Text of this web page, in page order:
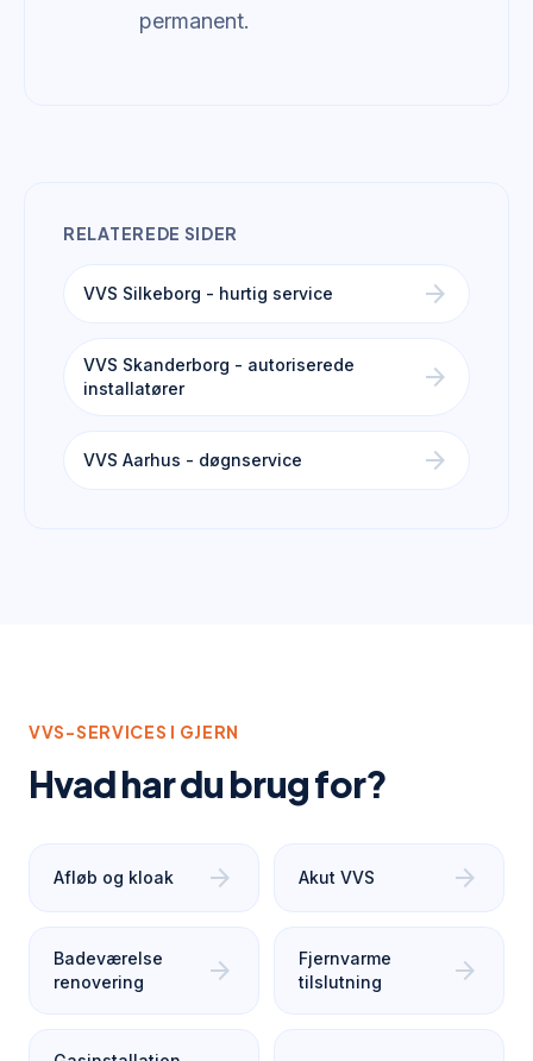
permanent.
RELATEREDE SIDER
VVS Silkeborg - hurtig service arrow_forward
VVS Skanderborg - autoriserede
installatører
arrow_forward
VVS Aarhus - døgnservice arrow_forward
VVS-SERVICES I GJERN
Hvad har du brug for?
Afløb og kloak arrow_forward Akut VVS arrow_forward
Badeværelse
renovering
arrow_forward
Fjernvarme
tilslutning
arrow_forward